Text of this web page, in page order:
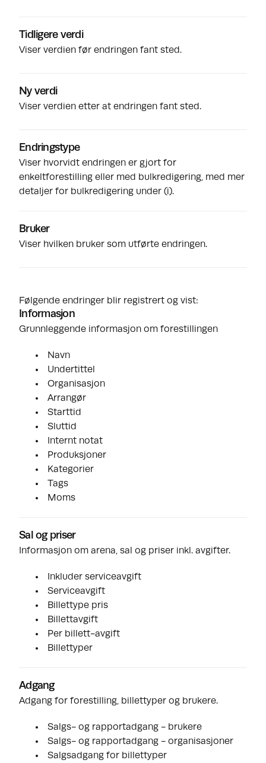
Tidligere verdi
Viser verdien før endringen fant sted.
Ny verdi
Viser verdien etter at endringen fant sted.
Endringstype
Viser hvorvidt endringen er gjort for
enkeltforestilling eller med bulkredigering, med mer
detaljer for bulkredigering under (i).
Bruker
Viser hvilken bruker som utførte endringen.
Følgende endringer blir registrert og vist:
Informasjon
Grunnleggende informasjon om forestillingen
Navn
Undertittel
Organisasjon
Arrangør
Starttid
Sluttid
Internt notat
Produksjoner
Kategorier
Tags
Moms
Sal og priser
Informasjon om arena, sal og priser inkl. avgifter.
Inkluder serviceavgift
Serviceavgift
Billettype pris
Billettavgift
Per billett-avgift
Billettyper
Adgang
Adgang for forestilling, billettyper og brukere.
Salgs- og rapportadgang - brukere
Salgs- og rapportadgang - organisasjoner
Salgsadgang for billettyper